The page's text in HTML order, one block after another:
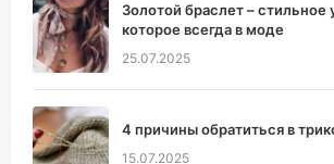
Золотой браслет – стильное
которое всегда в моде
25.07.2025
4 причины обратиться в
15.07.2025